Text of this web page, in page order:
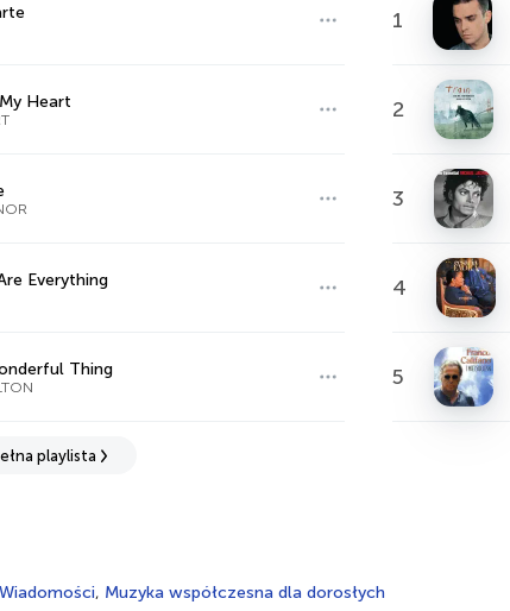
Heart
Everything
Thing
playlista
1
2
3
4
5
Wiadomości, Muzyka współczesna dla dorosłych